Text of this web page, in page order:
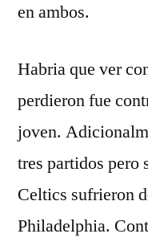
en ambos.
Habria que ver
perdieron fue
joven.
tres partidos pero
Celtics sufrieron
Philadelphia.